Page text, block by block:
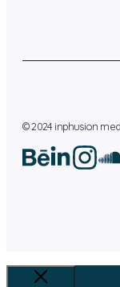
© 2024 inphusion